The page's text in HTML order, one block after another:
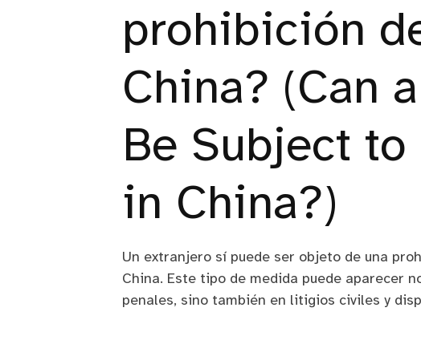
prohibición
China? (Can
Be Subject to
in China?)
Un extranjero sí puede ser objeto de una
China. Este tipo de medida puede aparecer
penales, sino también en litigios civiles y